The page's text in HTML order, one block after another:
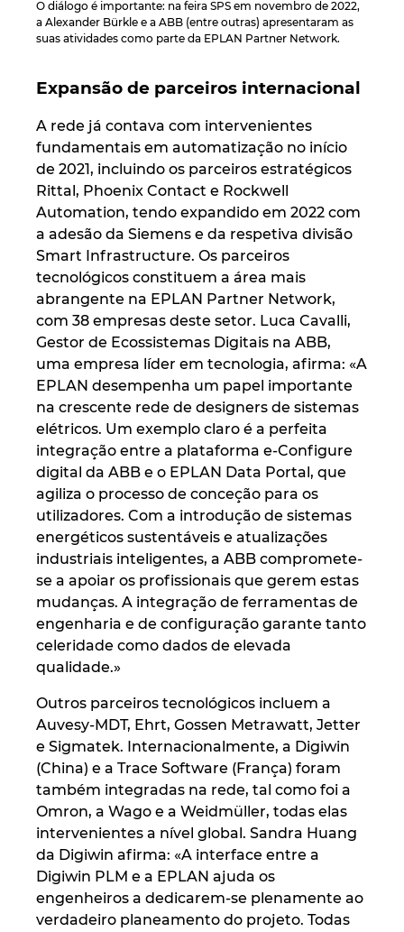
O diálogo é importante: na feira SPS em novembro de 2022,
a Alexander Bürkle e a ABB (entre outras) apresentaram as
suas atividades como parte da EPLAN Partner Network.
Expansão de parceiros internacional
A rede já contava com intervenientes
fundamentais em automatização no início
de 2021, incluindo os parceiros estratégicos
Rittal, Phoenix Contact e Rockwell
Automation, tendo expandido em 2022 com
a adesão da Siemens e da respetiva divisão
Smart Infrastructure. Os parceiros
tecnológicos constituem a área mais
abrangente na EPLAN Partner Network,
com 38 empresas deste setor. Luca Cavalli,
Gestor de Ecossistemas Digitais na ABB,
uma empresa líder em tecnologia, afirma: «A
EPLAN desempenha um papel importante
na crescente rede de designers de sistemas
elétricos. Um exemplo claro é a perfeita
integração entre a plataforma e-Configure
digital da ABB e o EPLAN Data Portal, que
agiliza o processo de conceção para os
utilizadores. Com a introdução de sistemas
energéticos sustentáveis e atualizações
industriais inteligentes, a ABB compromete-
se a apoiar os profissionais que gerem estas
mudanças. A integração de ferramentas de
engenharia e de configuração garante tanto
celeridade como dados de elevada
qualidade.»
Outros parceiros tecnológicos incluem a
Auvesy-MDT, Ehrt, Gossen Metrawatt, Jetter
e Sigmatek. Internacionalmente, a Digiwin
(China) e a Trace Software (França) foram
também integradas na rede, tal como foi a
Omron, a Wago e a Weidmüller, todas elas
intervenientes a nível global. Sandra Huang
da Digiwin afirma: «A interface entre a
Digiwin PLM e a EPLAN ajuda os
engenheiros a dedicarem-se plenamente ao
verdadeiro planeamento do projeto. Todas
South Africa
South Korea
Spain
Sweden
Switzerland
Thailand
Turkey
Ukraine
United Arab Emirates
United Kingdom
United States